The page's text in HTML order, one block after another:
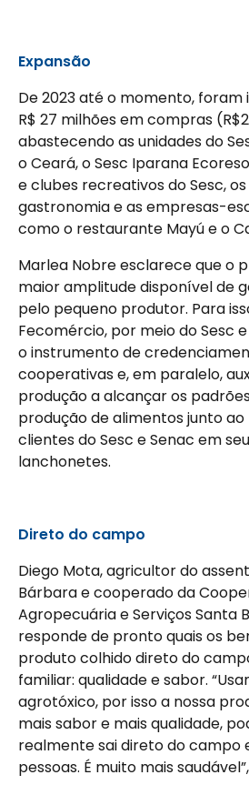
Expansão
De 2023 até o momento, foram
R$ 27 milhões em compras
abastecendo as unidades do
o Ceará, o Sesc Iparana
e clubes recreativos do Sesc,
gastronomia e as empresas-
como o restaurante Mayú e o
Marlea Nobre esclarece que o
maior amplitude disponível de
pelo pequeno produtor. Para
Fecomércio, por meio do Sesc
o instrumento de
cooperativas e, em paralelo,
produção a alcançar os
produção de alimentos junto ao
clientes do Sesc e Senac em
lanchonetes.
Direto do campo
Diego Mota, agricultor do
Bárbara e cooperado da
Agropecuária e Serviços Santa
responde de pronto quais os
produto colhido direto do
familiar: qualidade e sabor.
agrotóxico, por isso a nossa
mais sabor e mais qualidade,
realmente sai direto do campo
pessoas. É muito mais